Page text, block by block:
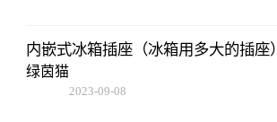
内嵌式冰箱插座（冰箱用多大的插座）
绿茵猫
2023-09-08